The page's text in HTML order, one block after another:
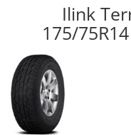
Ilink
175/